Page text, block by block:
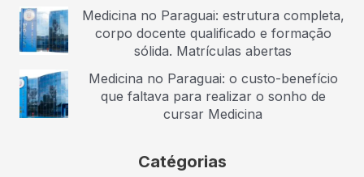
Medicina no Paraguai: estrutura completa,
corpo docente qualificado e formação
sólida. Matrículas abertas
Medicina no Paraguai: o custo-benefício
que faltava para realizar o sonho de
cursar Medicina
Catégorias